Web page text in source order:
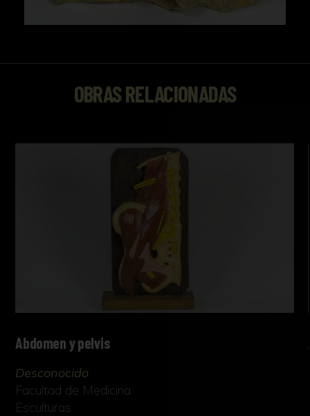
OBRAS RELACIONADAS
Abdomen y pelvis
Desconocido
Facultad de Medicina
Esculturas